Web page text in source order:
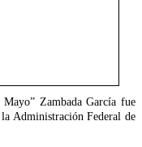
Zambada García fue
Administración Federal de